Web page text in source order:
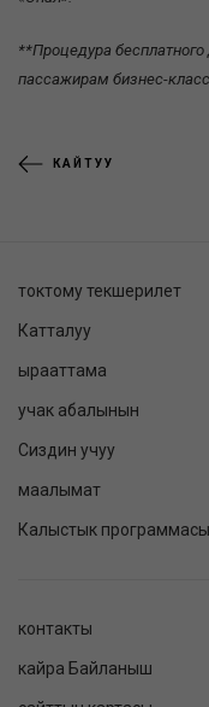
**Процедура
пассажирам бизнес-
КАЙТУУ
токтому текшерилет
Катталуу
ырааттама
учак абалынын
Сиздин учуу
маалымат
Калыстык
контакты
кайра Байланыш